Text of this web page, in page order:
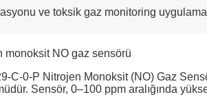
ve toksik gaz monitoring
C-0-P Nitrojen Monoksit (NO) Gaz
Sensör, 0–100 ppm aralığında